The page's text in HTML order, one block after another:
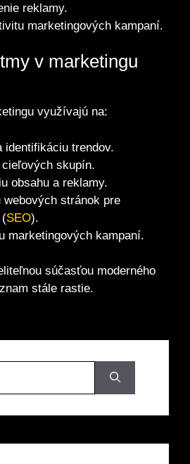
reklamy.
marketingových kampaní.
v marketingu
využívajú na:
identifikáciu trendov.
skupín.
obsahu a reklamy.
webových stránok pre
(SEO).
marketingových kampaní.
súčasťou moderného
stále rastie.